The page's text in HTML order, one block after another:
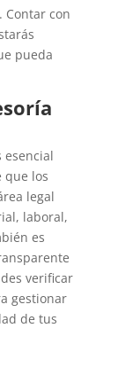
Contar con
pueda
esencial
que los
legal
laboral,
es
verificar
gestionar
de tus